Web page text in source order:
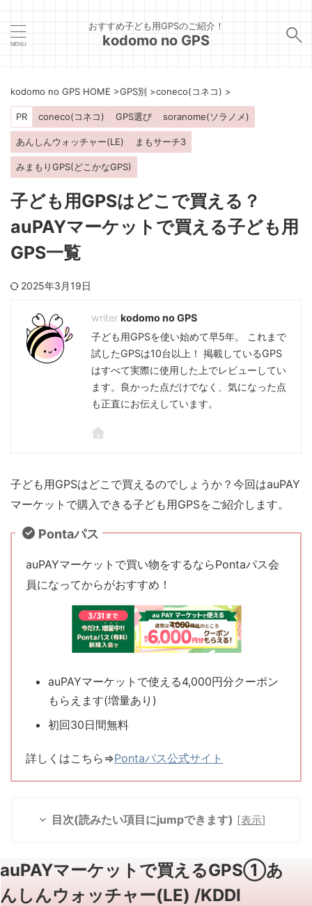
おすすめ子ども用GPSのご紹介！
kodomo no GPS
kodomo no GPS HOME >GPS別 >coneco(コネコ) >
PR coneco(コネコ) GPS選び soranome(ソラノメ)
あんしんウォッチャー(LE) まもサーチ3
みまもりGPS(どこかなGPS)
子ども用GPSはどこで買える？
auPAYマーケットで買える子ども用
GPS一覧
2025年3月19日
kodomo no GPS
子ども用GPSを使い始めて早5年。 これまで
試したGPSは10台以上！ 掲載しているGPS
はすべて実際に使用した上でレビューしてい
ます。良かった点だけでなく、気になった点
も正直にお伝えしています。
子ども用GPSはどこで買えるのでしょうか？今回はauPAY
マーケットで購入できる子ども用GPSをご紹介します。
Pontaパス
auPAYマーケットで買い物をするならPontaパス会
員になってからがおすすめ！
auPAYマーケットで使える4,000円分クーポン
もらえます(増量あり)
初回30日間無料
詳しくはこちら⇒Pontaパス公式サイト
目次(読みたい項目にjumpできます) [表示]
auPAYマーケットで買えるGPS①あ
んしんウォッチャー(LE) /KDDI